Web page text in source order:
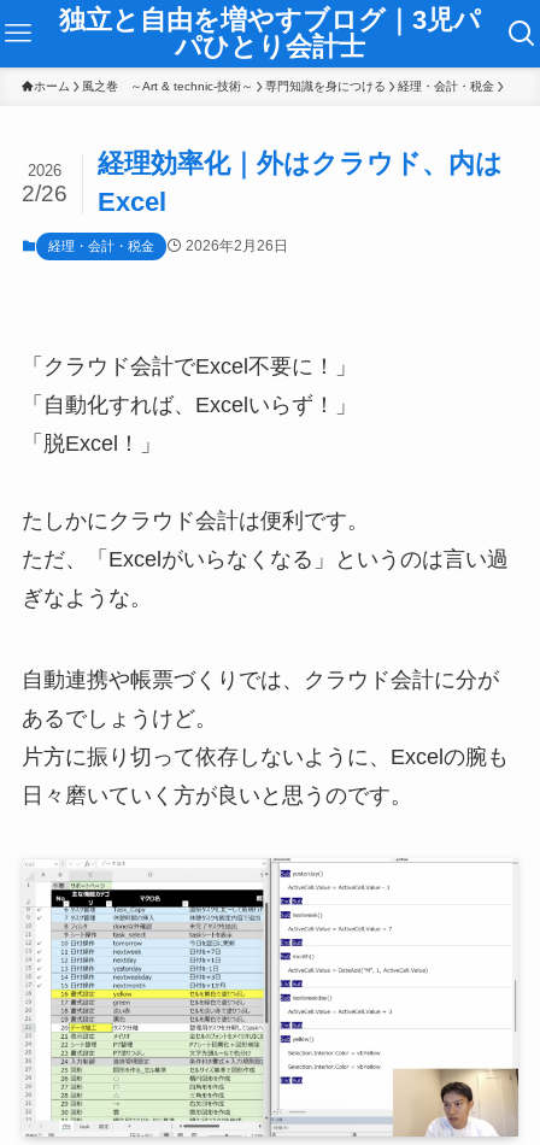
独立と自由を増やすブログ｜3児パ
パひとり会計士
ホーム 風之巻 ～Art & technic-技術～ 専門知識を身につける 経理・会計・税金
経理効率化｜外はクラウド、内は
Excel
2026
2/26
経理・会計・税金 2026年2月26日
「クラウド会計でExcel不要に！」
「自動化すれば、Excelいらず！」
「脱Excel！」
たしかにクラウド会計は便利です。
ただ、「Excelがいらなくなる」というのは言い過
ぎなような。
自動連携や帳票づくりでは、クラウド会計に分が
あるでしょうけど。
片方に振り切って依存しないように、Excelの腕も
日々磨いていく方が良いと思うのです。